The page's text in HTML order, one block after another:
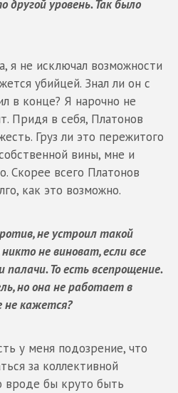
другой уровень. Так было
я не исключал возможности
убийцей. Знал ли он с
в конце? Я нарочно не
Придя в себя, Платонов
Груз ли это пережитого
вины, мне и
Скорее всего Платонов
как это возможно.
не устроил такой
не виноват, если все
То есть всепрощение.
но она не работает в
не кажется?
у меня подозрение, что
за коллективной
вроде бы круто быть